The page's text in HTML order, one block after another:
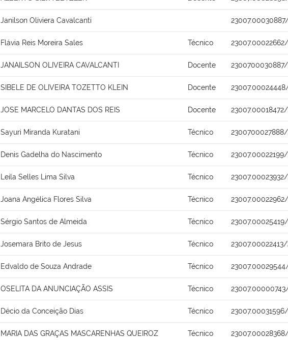
Janilson Oliviera Cavalcanti
Flávia Reis Moreira Sales Técnico
JANAILSON OLIVEIRA CAVALCANTI Docente 2300700030887/
SIBELE DE OLIVEIRA TOZETTO KLEIN Docente
JOSE MARCELO DANTAS DOS REIS Docente
Sayuri Miranda Kuratani Técnico
Denis Gadelha do Nascimento Técnico
Leila Selles Lima Silva Técnico
Joana Angélica Flores Silva Técnico
Sérgio Santos de Almeida Técnico
Josemara Brito de Jesus Técnico
Edvaldo de Souza Andrade Técnico
OSELITA DA ANUNCIAÇÃO ASSIS Técnico
Décio da Conceição Dias Técnico
MARIA DAS GRAÇAS MASCARENHAS QUEIROZ Técnico